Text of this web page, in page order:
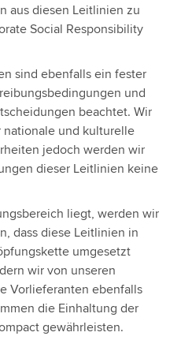
aus diesen Leitlinien zu
Social Responsibility
sind ebenfalls ein fester
und
beachtet. Wir
und kulturelle
jedoch werden wir
dieser Leitlinien keine
liegt, werden wir
dass diese Leitlinien in
umgesetzt
wir von unseren
Vorlieferanten ebenfalls
die Einhaltung der
gewährleisten.